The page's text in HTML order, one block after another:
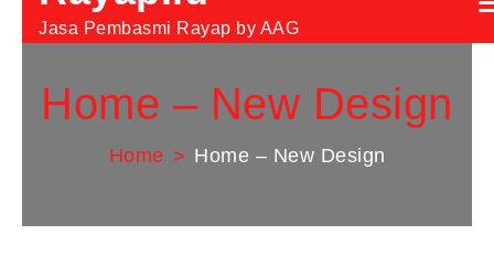
Jasa Pembasmi Rayap by AAG
Home – New Design
Home Home – New Design